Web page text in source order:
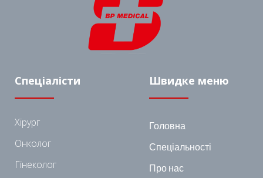
Спеціалісти
Хірург
Онколог
Гінеколог
Швидке меню
Головна
Спеціальності
Про нас